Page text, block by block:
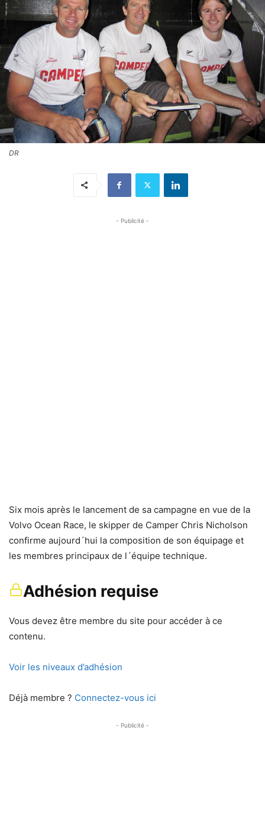
DR
- Publicité -
Six mois après le lancement de sa campagne en vue de la
Volvo Ocean Race, le skipper de Camper Chris Nicholson
confirme aujourd´hui la composition de son équipage et
les membres principaux de l´équipe technique.
Adhésion requise
Vous devez être membre du site pour accéder à ce
contenu.
Voir les niveaux d’adhésion
Déjà membre ? Connectez-vous ici
- Publicité -